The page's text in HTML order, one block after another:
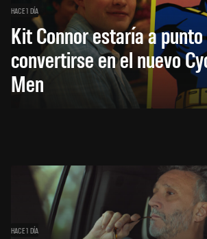
HACE 1 DÍA
Kit Connor estaría a
convertirse en el nuevo
Men
HACE 1 DÍA